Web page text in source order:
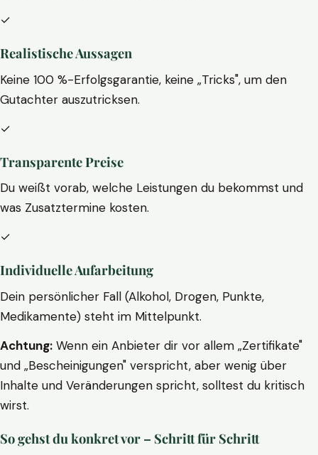
✓
Realistische Aussagen
Keine 100 %-Erfolgsgarantie, keine „Tricks", um den
Gutachter auszutricksen.
✓
Transparente Preise
Du weißt vorab, welche Leistungen du bekommst und
was Zusatztermine kosten.
✓
Individuelle Aufarbeitung
Dein persönlicher Fall (Alkohol, Drogen, Punkte,
Medikamente) steht im Mittelpunkt.
Achtung: Wenn ein Anbieter dir vor allem „Zertifikate"
und „Bescheinigungen" verspricht, aber wenig über
Inhalte und Veränderungen spricht, solltest du kritisch
wirst.
So gehst du konkret vor – Schritt für Schritt